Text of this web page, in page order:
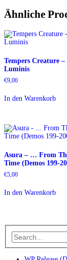
Ähnliche
Tempers Creature
Luminis
€9,00
In den Warenkorb
Asura – … From
Time (Demos 199-
€5,00
In den Warenkorb